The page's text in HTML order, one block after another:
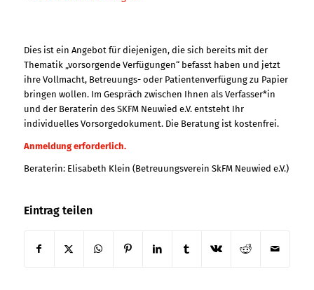
Dies ist ein Angebot für diejenigen, die sich bereits mit der
Thematik „vorsorgende Verfügungen“ befasst haben und jetzt
ihre Vollmacht, Betreuungs- oder Patientenverfügung zu Papier
bringen wollen. Im Gespräch zwischen Ihnen als Verfasser*in
und der Beraterin des SKFM Neuwied e.V. entsteht Ihr
individuelles Vorsorgedokument. Die Beratung ist kostenfrei.
Anmeldung erforderlich.
Beraterin: Elisabeth Klein (Betreuungsverein SkFM Neuwied e.V.)
Eintrag teilen